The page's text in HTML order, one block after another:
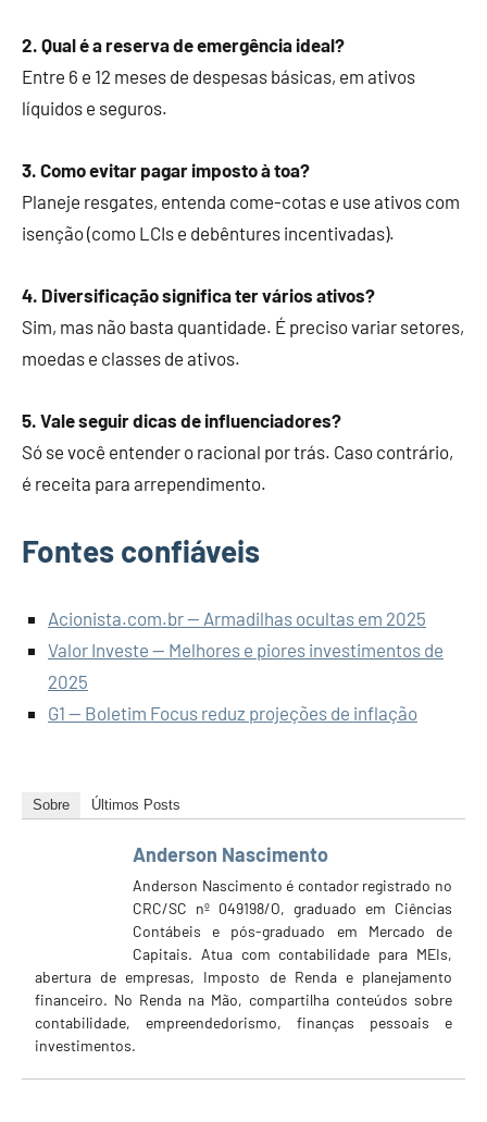
2. Qual é a reserva de emergência ideal?
Entre 6 e 12 meses de despesas básicas, em ativos
líquidos e seguros.
3. Como evitar pagar imposto à toa?
Planeje resgates, entenda come-cotas e use ativos com
isenção (como LCIs e debêntures incentivadas).
4. Diversificação significa ter vários ativos?
Sim, mas não basta quantidade. É preciso variar setores,
moedas e classes de ativos.
5. Vale seguir dicas de influenciadores?
Só se você entender o racional por trás. Caso contrário,
é receita para arrependimento.
Fontes confiáveis
Acionista.com.br — Armadilhas ocultas em 2025
Valor Investe — Melhores e piores investimentos de
2025
G1 — Boletim Focus reduz projeções de inflação
Sobre Últimos Posts
Anderson Nascimento
Anderson Nascimento é contador registrado no
CRC/SC nº 049198/O, graduado em Ciências
Contábeis e pós-graduado em Mercado de
Capitais. Atua com contabilidade para MEIs,
abertura de empresas, Imposto de Renda e planejamento
financeiro. No Renda na Mão, compartilha conteúdos sobre
contabilidade, empreendedorismo, finanças pessoais e
investimentos.